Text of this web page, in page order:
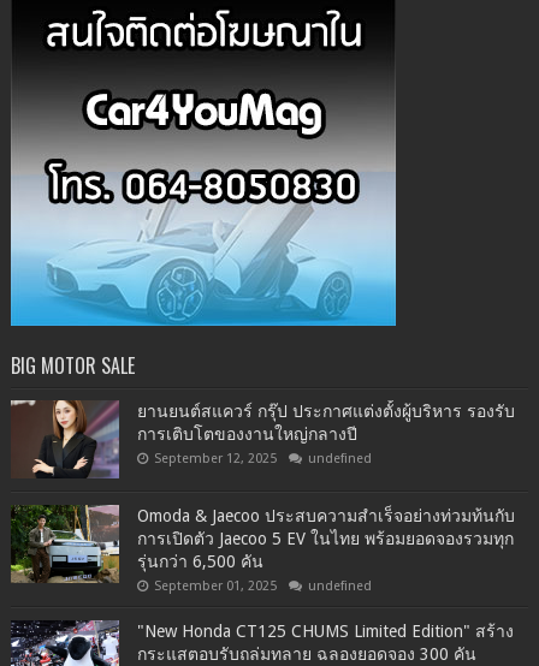
BIG MOTOR SALE
ยานยนต์สแควร์ กรุ๊ป ประกาศแต่งตั้งผู้บริหาร รองรับ
การเติบโตของงานใหญ่กลางปี
September 12, 2025 undefined
Omoda & Jaecoo ประสบความสำเร็จอย่างท่วมท้นกับ
การเปิดตัว Jaecoo 5 EV ในไทย พร้อมยอดจองรวมทุก
รุ่นกว่า 6,500 คัน
September 01, 2025 undefined
"New Honda CT125 CHUMS Limited Edition" สร้าง
กระแสตอบรับถล่มทลาย ฉลองยอดจอง 300 คัน